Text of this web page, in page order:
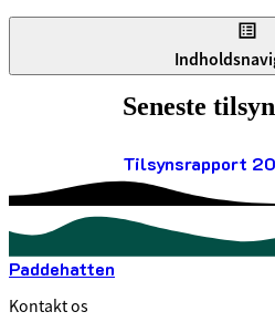
Seneste
Tilsynsrapport
Paddehatten
Kontakt os